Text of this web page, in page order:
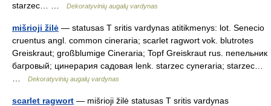
starzec… …
Dekoratyvinių augalų vardynas
mišrioji žilė — statusas T sritis vardynas atitikmenys: lot. Senecio
cruentus angl. common cineraria; scarlet ragwort vok. blutrotes
Greiskraut; großblumige Cineraria; Topf Greiskraut rus. пепельник
багровый; цинерария садовая lenk. starzec cyneraria; starzec…
Dekoratyvinių augalų vardynas
scarlet ragwort — mišrioji žilė statusas T sritis vardynas